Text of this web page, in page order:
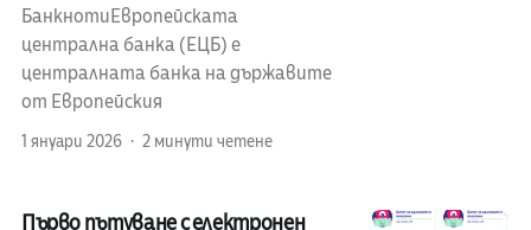
БанкнотиЕвропейската
централна банка (ЕЦБ) е
централната банка на държавите
от Европейския
1 януари 2026 2 минути четене
Първо пътуване с електронен